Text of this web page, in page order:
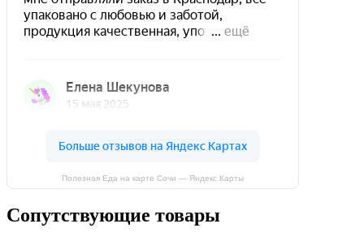
Полезная Еда на карте Сочи — Яндекс Карты
Сопутствующие товары